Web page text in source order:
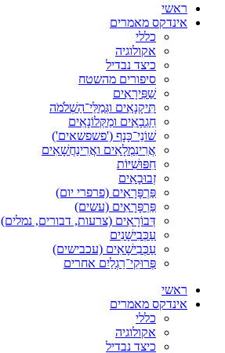
ראשי
אינדקס מאמרים
כללי
אקולוגיה
כיצד נבדיל
סיפורים מהשטח
שַׁפִּירָאִים
תִּיקָנָאִים וגְּמַלֵּי־הַשְׁלֹמֹה
חַגְבָאִים ומַקְּלוֹנָאִים
שׁוֹנֵי־כָּנָף ('פשפשאים')
אֲרִינִמְלָאִים ואֲרִינַחֲשָׁאִים
חִפּוּשִׁיּוֹת
זְבוּבָאִים
פַּרְפָּרָאִים (פרפרי יום)
פַּרְפָּרָאִים (עשים)
דְּבוֹרָאִים (צרעות, דבורים, נמלים)
עַכְּבִישָׁנִים
עַכְּבִישָׁאִים (עכבישים)
פְּרוּקֵי־רַגְלַיִם אחרים
ראשי
אינדקס מאמרים
כללי
אקולוגיה
כיצד נבדיל